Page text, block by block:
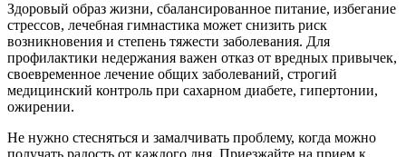
Здоровый образ жизни, сбалансированное питание, избегание
стрессов, лечебная гимнастика может снизить риск
возникновения и степень тяжести заболевания. Для
профилактики недержания важен отказ от вредных привычек,
своевременное лечение общих заболеваний, строгий
медицинский контроль при сахарном диабете, гипертонии,
ожирении.
Не нужно стесняться и замалчивать проблему, когда можно